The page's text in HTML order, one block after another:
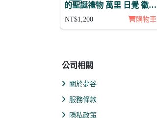
的聖誕禮物 萬里 日覺 徽章
11入組
NT$1,200 購物車
公司相關
關於夢谷
服務條款
隱私政策